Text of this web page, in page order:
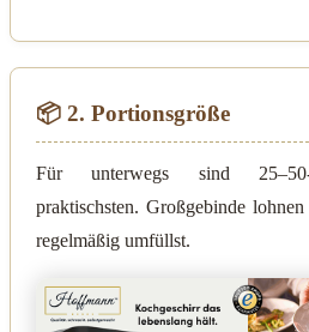
📦 2. Portionsgröße
Für unterwegs sind 25–50-
praktischsten. Großgebinde
regelmäßig umfüllst.